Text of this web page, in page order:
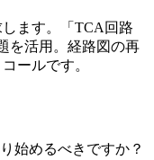
ます。「TCA回路
を活用。経路図の再
ールです。
始めるべきですか？